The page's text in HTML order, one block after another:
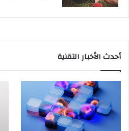
أحدث الأخبار التقنية